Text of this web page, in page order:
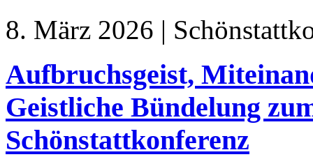
8. März 2026 |
Aufbruchsgeist,
Geistliche Bündelung
Schönstattkonferenz